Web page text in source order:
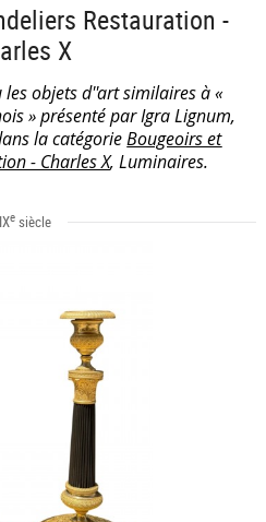
Restauration -
X
objets d''art similaires à «
» présenté par Igra Lignum,
la catégorieBougeoirs et
- Charles X, Luminaires.
e siècle